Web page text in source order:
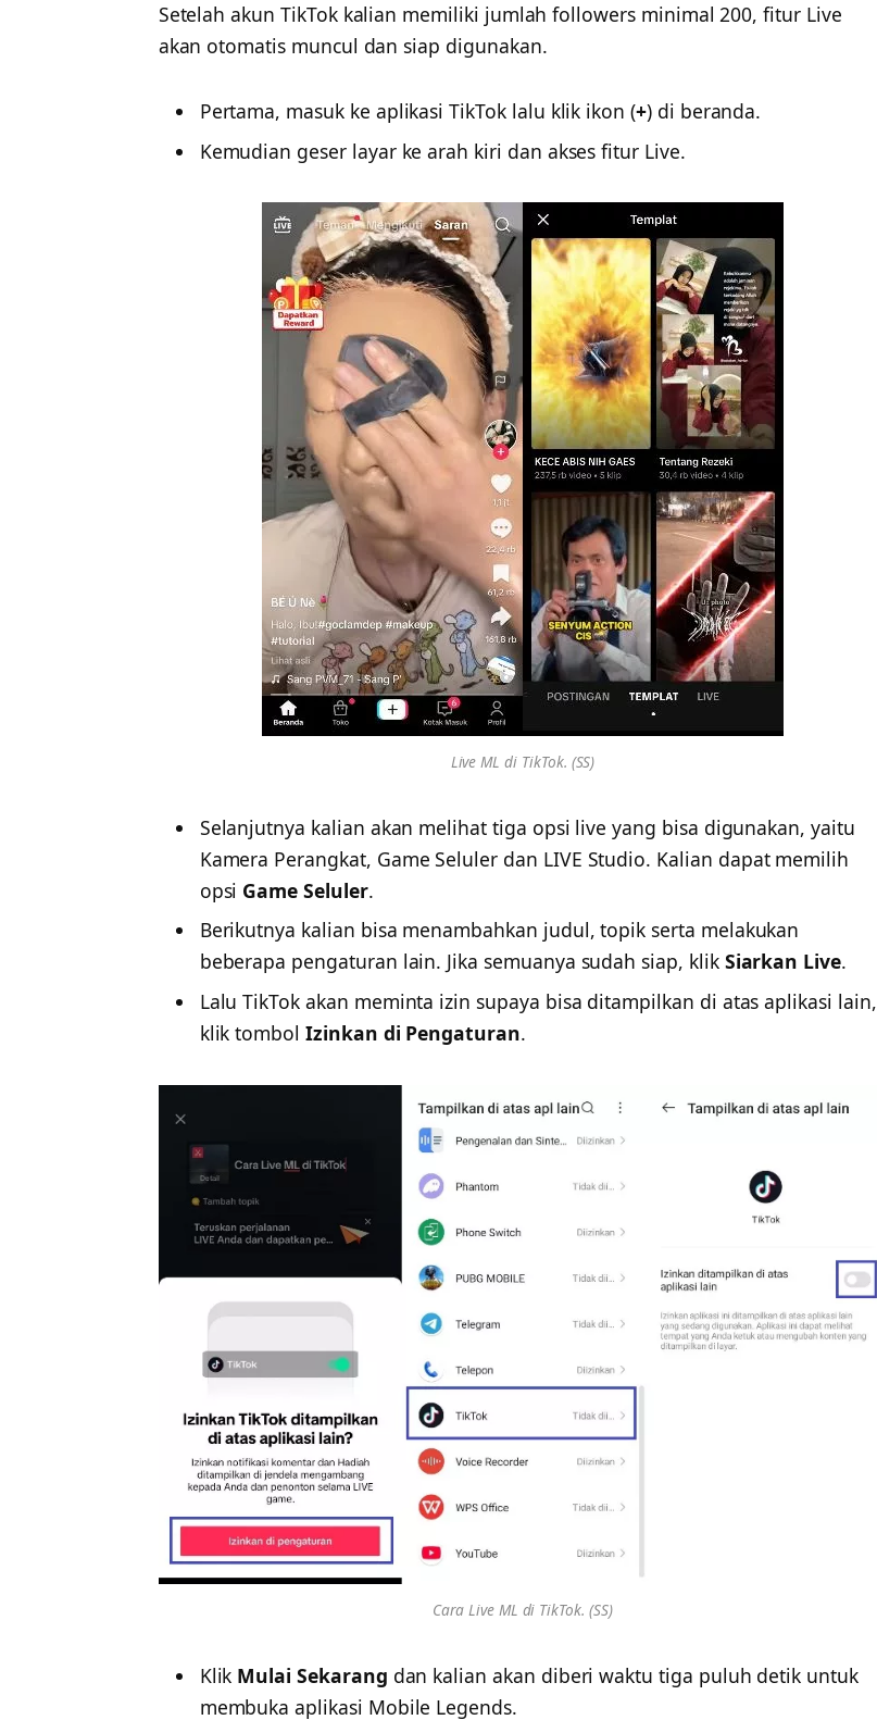
Setelah akun TikTok kalian memiliki jumlah followers minimal 200, fitur Live
akan otomatis muncul dan siap digunakan.
Pertama, masuk ke aplikasi TikTok lalu klik ikon (+) di beranda.
Kemudian geser layar ke arah kiri dan akses fitur Live.
Live ML di TikTok. (SS)
Selanjutnya kalian akan melihat tiga opsi live yang bisa digunakan, yaitu
Kamera Perangkat, Game Seluler dan LIVE Studio. Kalian dapat memilih
opsi Game Seluler.
Berikutnya kalian bisa menambahkan judul, topik serta melakukan
beberapa pengaturan lain. Jika semuanya sudah siap, klik Siarkan Live.
Lalu TikTok akan meminta izin supaya bisa ditampilkan di atas aplikasi lain,
klik tombol Izinkan di Pengaturan.
Cara Live ML di TikTok. (SS)
Klik Mulai Sekarang dan kalian akan diberi waktu tiga puluh detik untuk
membuka aplikasi Mobile Legends.